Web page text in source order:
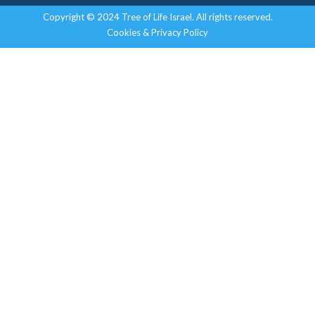
Copyright © 2024 Tree of Life Israel. All rights reserved.
Cookies & Privacy Policy